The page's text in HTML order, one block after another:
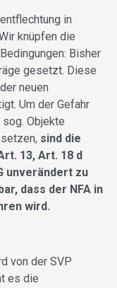
in
knüpfen die
Bisher
gesetzt. Diese
neuen
Um der Gefahr
Objekte
sind die
13, Art. 18 d
unverändert zu
dass der NFA in
wird.
von der SVP
es die